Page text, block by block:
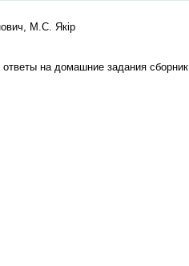
М.С. Якір
на домашние задания сборник